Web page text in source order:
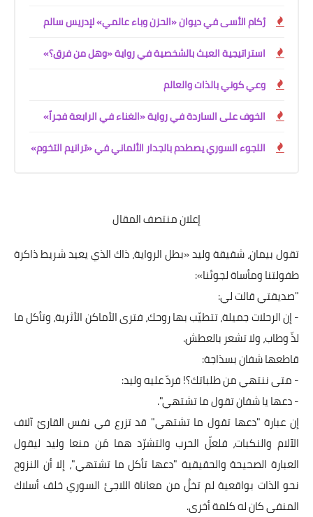
رُكام الأسى في ديوان «الحزن وباء عالمي» لإدريس سالم
استراتيجية العبث بالشخصية في رواية «وهل من فرق؟»
وعي كوني بالذات والعالم
الخوف على الساردة في رواية «الغناء في الرابعة فجراً»
اللجوء السوري يصطدم بالجدار الألماني في «ترانيم التخوم»
إعلان منتصف المقال
تقول بيمان، شقيقة وليد «بطل الرواية، ذاك الذي يعيد شريط ذاكرة
طفولتنا ومأساة لجوئنا»:
"صديقتي قالت لي:
- إن الرحلات جميلة، تتطيّب بها روحك، فترى الأماكن الأثرية، وتأكل ما
لذّ وطاب، ولا تشعر بالعطش.
قاطعها شفان بسذاجة:
- متى ننتهي من طلباتك؟! فردّ عليه وليد:
- دعها يا شفان تقول ما تشتهي".
إن عبارة "دعها تقول ما تشتهي" قد تزرع في نفس القارئ آلاف
الآلام والنكبات، فلعلّ الحرب والتشرّد هما مَن منعا وليد ليقول
العبارة الصحيحة والحقيقية "دعها تأكل ما تشتهي"، إلا أن النزوح
نحو الذات بواقعية لم تخلُ من معاناة اللاجئ السوري خلف أسلاك
المنفى كان له كلمة أخرى.